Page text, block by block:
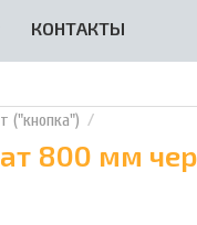
КОНТАКТЫ
("кнопка")
800 мм